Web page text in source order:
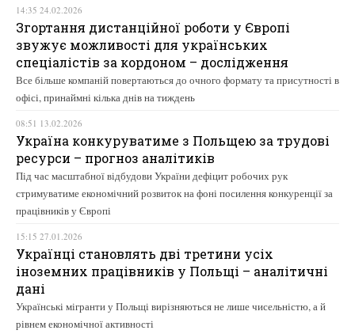
14:35 24.02.2026
Згортання дистанційної роботи у Європі
звужує можливості для українських
спеціалістів за кордоном – дослідження
Все більше компаній повертаються до очного формату та присутності в
офісі, принаймні кілька днів на тиждень
08:51 13.02.2026
Україна конкуруватиме з Польщею за трудові
ресурси – прогноз аналітиків
Під час масштабної відбудови України дефіцит робочих рук
стримуватиме економічний розвиток на фоні посилення конкуренції за
працівників у Європі
15:15 27.01.2026
Українці становлять дві третини усіх
іноземних працівників у Польщі – аналітичні
дані
Українські мігранти у Польщі вирізняються не лише чисельністю, а й
рівнем економічної активності